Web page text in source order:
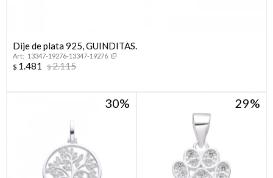
Dije de plata 925, GUINDITAS.
13347-19276-13347-19276
$ 1.481 $2.115
30 29